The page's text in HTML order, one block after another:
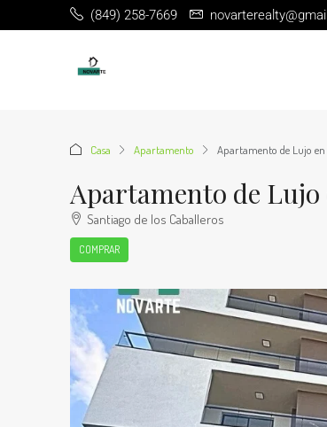
(849) 258-7669
Casa Apartamento Apartamento de Lujo en
Apartamento de Lujo
Santiago de los Caballeros
COMPRAR